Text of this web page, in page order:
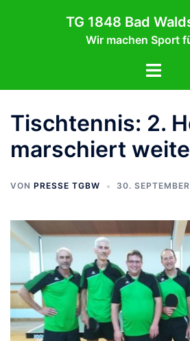
TG 1848 Bad
Wir machen Sport
Menü
Tischtennis: 2.
marschiert
VON PRESSE TGBW 30.